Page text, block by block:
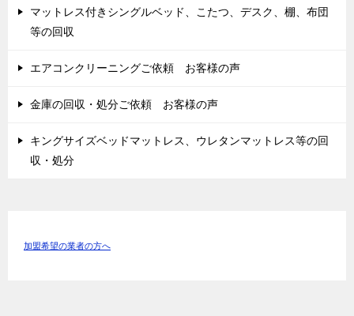
マットレス付きシングルベッド、こたつ、デスク、棚、布団
等の回収
エアコンクリーニングご依頼 お客様の声
金庫の回収・処分ご依頼 お客様の声
キングサイズベッドマットレス、ウレタンマットレス等の回
収・処分
加盟希望の業者の方へ